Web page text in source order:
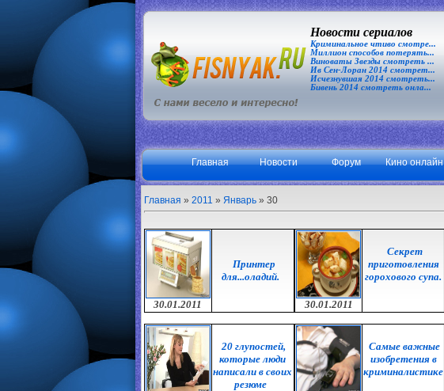
Новости сериалов
Криминальное чтиво смотре...
Миллион способов потерять...
Виноваты Звезды смотреть ...
Ив Сен-Лоран 2014 смотрет...
Исчезнувшая 2014 смотреть...
Бивень 2014 смотреть онла...
Главная Новости Форум Кино онлайн
Главная » 2011 » Январь » 30
30.01.2011
Принтер
для...оладий.
30.01.2011
Секрет
приготовления
горохового супа.
20 глупостей,
которые люди
написали в своих
резюме
Самые важные
изобретения в
криминалистике